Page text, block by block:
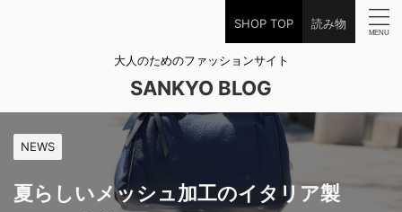
SHOP TOP 読み物
大人のためのファッションサイト
SANKYO BLOG
NEWS
夏らしいメッシュ加工のイタリア製